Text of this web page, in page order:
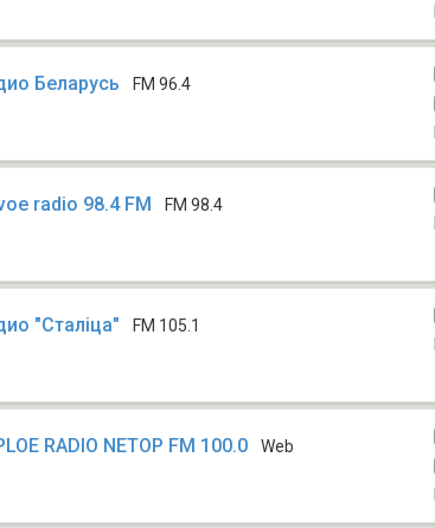
Беларусь FM 96.4
radio 98.4 FM FM 98.4
"Сталіца" FM 105.1
RADIO NETOP FM 100.0 Web